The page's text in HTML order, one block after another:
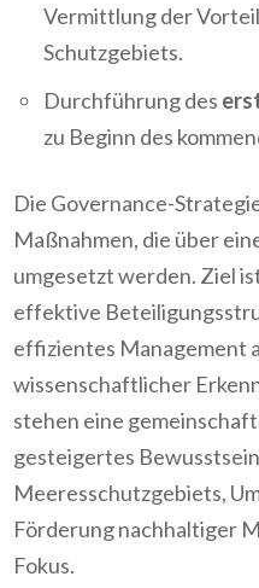
Vermittlung der
Schutzgebiets.
Durchführung des
zu Beginn des
Die Governance-
Maßnahmen, die über
umgesetzt werden. Ziel
effektive
effizientes Management
wissenschaftlicher
stehen eine
gesteigertes
Meeresschutzgebiets,
Förderung nachhaltiger
Fokus.